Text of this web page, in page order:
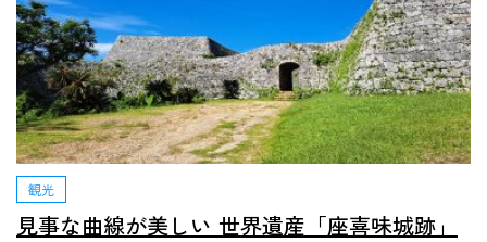
観光
見事な曲線が美しい 世界遺産「座喜味城跡」